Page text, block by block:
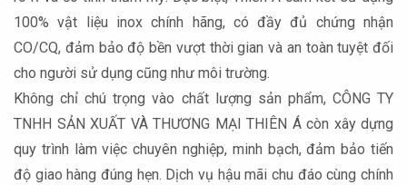
100% vật liệu inox chính hãng, có đầy đủ chứng nhận
CO/CQ, đảm bảo độ bền vượt thời gian và an toàn tuyệt đối
cho người sử dụng cũng như môi trường.
Không chỉ chú trọng vào chất lượng sản phẩm, CÔNG TY
TNHH SẢN XUẤT VÀ THƯƠNG MẠI THIÊN Á còn xây dựng
quy trình làm việc chuyên nghiệp, minh bạch, đảm bảo tiến
độ giao hàng đúng hẹn. Dịch vụ hậu mãi chu đáo cùng chính